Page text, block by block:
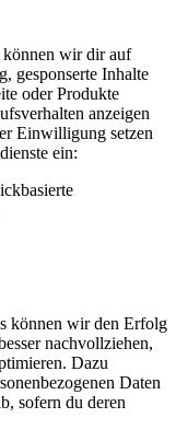
können wir dir auf
gesponserte Inhalte
oder Produkte
anzeigen
Einwilligung setzen
ein:
können wir den Erfolg
nachvollziehen,
Dazu
Daten
sofern du deren